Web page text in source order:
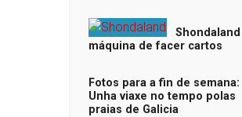
máquina de facer cartos
Fotos para a fin de semana:
Unha viaxe no tempo polas
praias de Galicia